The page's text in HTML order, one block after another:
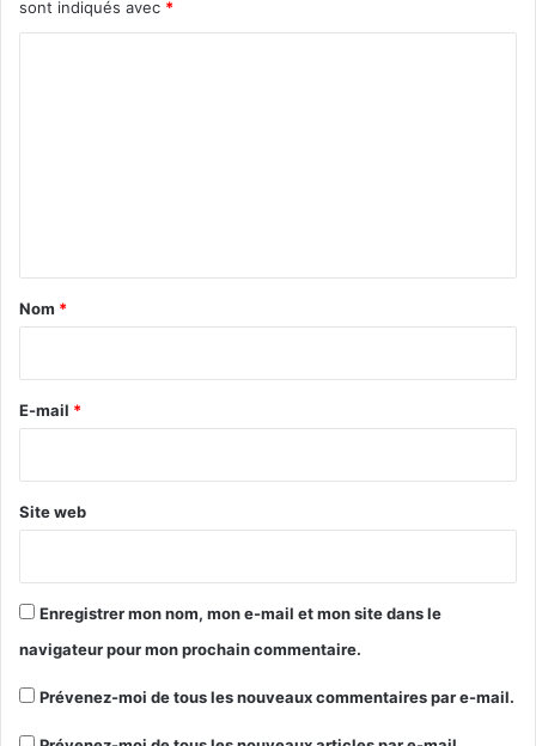
sont indiqués avec *
a
e
Nom *
E-mail *
Site web
Enregistrer mon nom, mon e-mail et mon site dans le
navigateur pour mon prochain commentaire.
Prévenez-moi de tous les nouveaux commentaires par e-mail.